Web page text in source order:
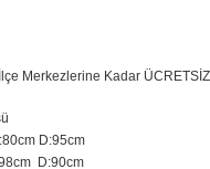
Merkezlerine Kadar
D:95cm
D:90cm
📍 İstanbul İçi
teslimat, taşıma ve
montaj hizmeti.